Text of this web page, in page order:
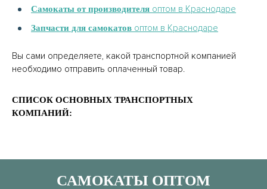
Самокаты от производителя оптом в Краснодаре
Запчасти для самокатов оптом в Краснодаре
Вы сами определяете, какой транспортной компанией
необходимо отправить оплаченный товар.
СПИСОК ОСНОВНЫХ ТРАНСПОРТНЫХ
КОМПАНИЙ:
САМОКАТЫ ОПТОМ